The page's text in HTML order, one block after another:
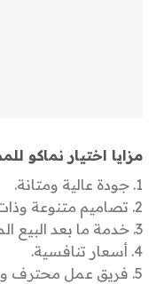
مزايا اختيار نماكو
1. جودة عالية ومتانة.
2. تصاميم متنوعة وذات طابع فريد.
3. خدمة ما بعد البيع الممتازة.
4. أسعار تنافسية.
5. فريق عمل محترف ومتخصص.